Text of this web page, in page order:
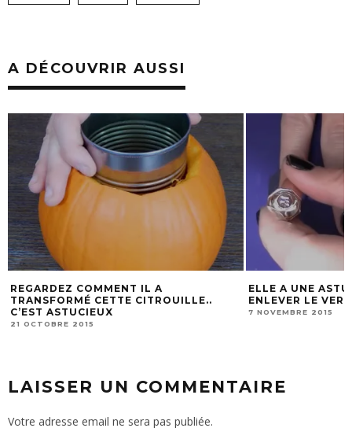
A DÉCOUVRIR AUSSI
ELLE A UNE ASTUCE EFFICACE POUR
ENLEVER LE VERNIS QUI DÉBORDE
7 NOVEMBRE 2015
COMMENT
26 JANVIER 2020
LAISSER UN COMMENTAIRE
Votre adresse email ne sera pas publiée.